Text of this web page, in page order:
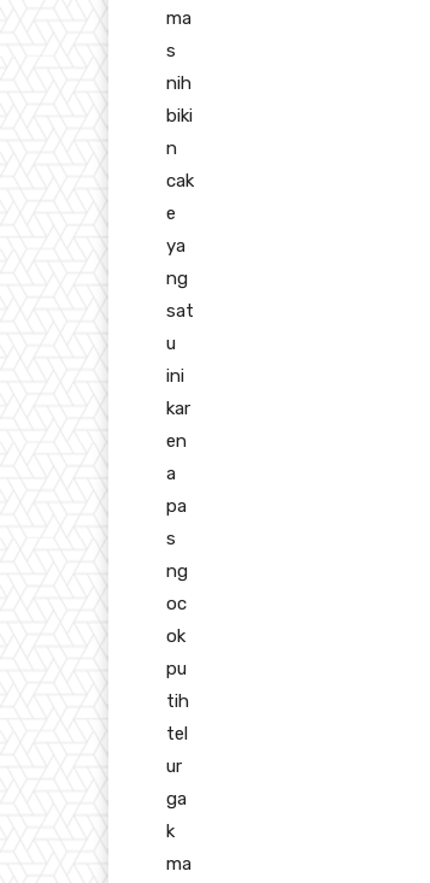
ma
s
nih
biki
n
cak
e
ya
ng
sat
u
ini
kar
en
a
pa
s
ng
oc
ok
pu
tih
tel
ur
ga
k
ma